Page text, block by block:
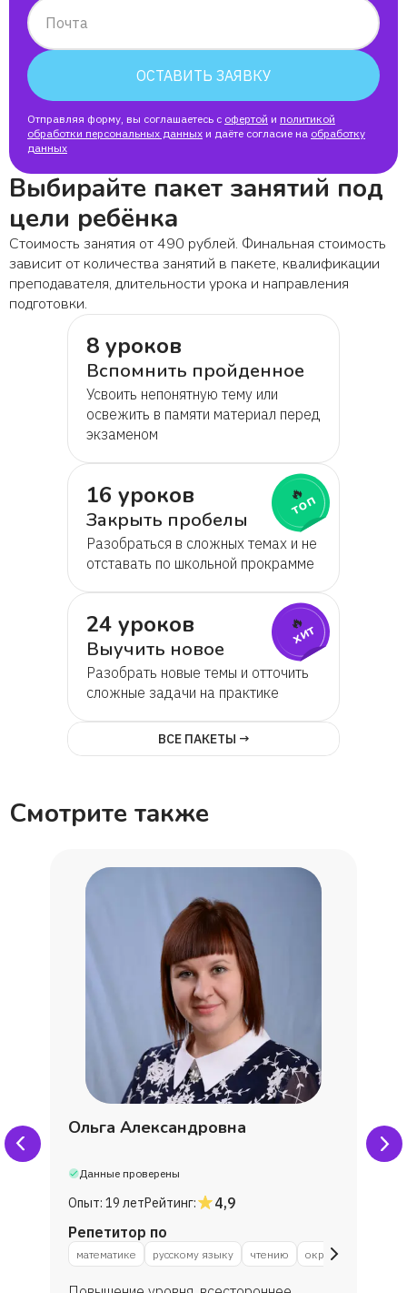
Почта
ОСТАВИТЬ ЗАЯВКУ
Отправляя форму, вы соглашаетесь с офертой и политикой
обработки персональных данных и даёте согласие на обработку
данных
Выбирайте пакет занятий под
цели ребёнка
Стоимость занятия от 490 рублей. Финальная стоимость
зависит от количества занятий в пакете, квалификации
преподавателя, длительности урока и направления
подготовки.
8 уроков
Вспомнить пройденное
Усвоить непонятную тему или
освежить в памяти материал перед
экзаменом
16 уроков
Закрыть пробелы
Разобраться в сложных темах и не
отставать по школьной прокрамме
🔥
топ
24 уроков
Выучить новое
Разобрать новые темы и отточить
сложные задачи на практике
🔥
хит
ВСЕ ПАКЕТЫ →
Смотрите также
Ольга Александровна
Данные проверены
Опыт: 19 летРейтинг:
4,9
Репетитор по
математике русскому языку чтению окружающему